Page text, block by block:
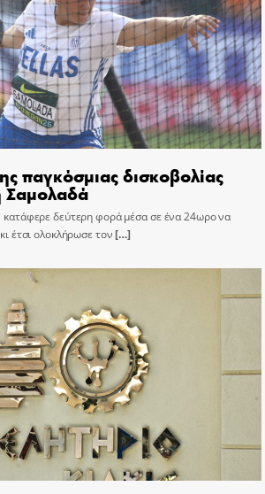
παγκόσμιας δισκοβολίας
Σαμολαδά
κατάφερε δεύτερη φορά μέσα σε ένα 24ωρο να
έτσι ολοκλήρωσε τον[…]